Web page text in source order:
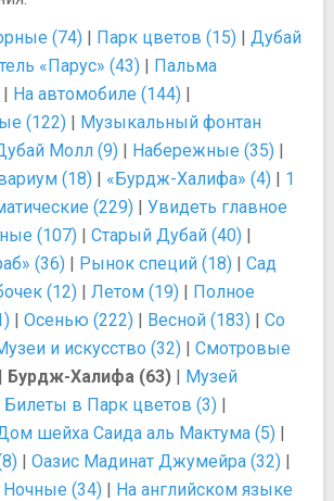
(74) | Парк цветов (15) | Дубай
«Парус» (43) | Пальма
| На автомобиле (144) |
(122) | Музыкальный фонтан
Молл (9) | Набережные (35) |
(18) | «Бурдж-Халифа» (4) | 1
(229) | Увидеть главное
(107) | Старый Дубай (40) |
(36) | Рынок специй (18) | Сад
(12) | Летом (19) | Полное
| Осенью (222) | Весной (183) | Со
и искусство (32) | Смотровые
| Бурдж-Халифа (63) | Музей
Билеты в Парк цветов (3) |
шейха Саида аль Мактума (5) |
| Оазис Мадинат Джумейра (32) |
Ночные (34) | На английском языке